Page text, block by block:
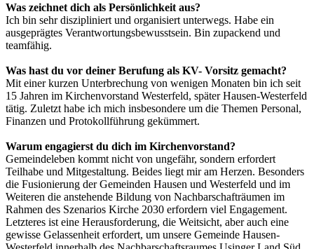
Was zeichnet dich als Persönlichkeit aus?
Ich bin sehr diszipliniert und organisiert unterwegs. Habe ein
ausgeprägtes Verantwortungsbewusstsein. Bin zupackend und
teamfähig.
Was hast du vor deiner Berufung als KV- Vorsitz gemacht?
Mit einer kurzen Unterbrechung von wenigen Monaten bin ich seit
15 Jahren im Kirchenvorstand Westerfeld, später Hausen-Westerfeld
tätig. Zuletzt habe ich mich insbesondere um die Themen Personal,
Finanzen und Protokollführung gekümmert.
Warum engagierst du dich im Kirchenvorstand?
Gemeindeleben kommt nicht von ungefähr, sondern erfordert
Teilhabe und Mitgestaltung. Beides liegt mir am Herzen. Besonders
die Fusionierung der Gemeinden Hausen und Westerfeld und im
Weiteren die anstehende Bildung von Nachbarschafträumen im
Rahmen des Szenarios Kirche 2030 erfordern viel Engagement.
Letzteres ist eine Herausforderung, die Weitsicht, aber auch eine
gewisse Gelassenheit erfordert, um unsere Gemeinde Hausen-